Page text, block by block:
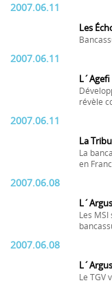
2007.06.11
Les
2007.06.11
L´Agefi
révèle
2007.06.11
La
La
en
2007.06.08
Les
2007.06.08
Le TGV